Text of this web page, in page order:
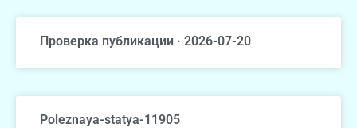
Проверка публикации · 2026-07-20
Poleznaya-statya-11905